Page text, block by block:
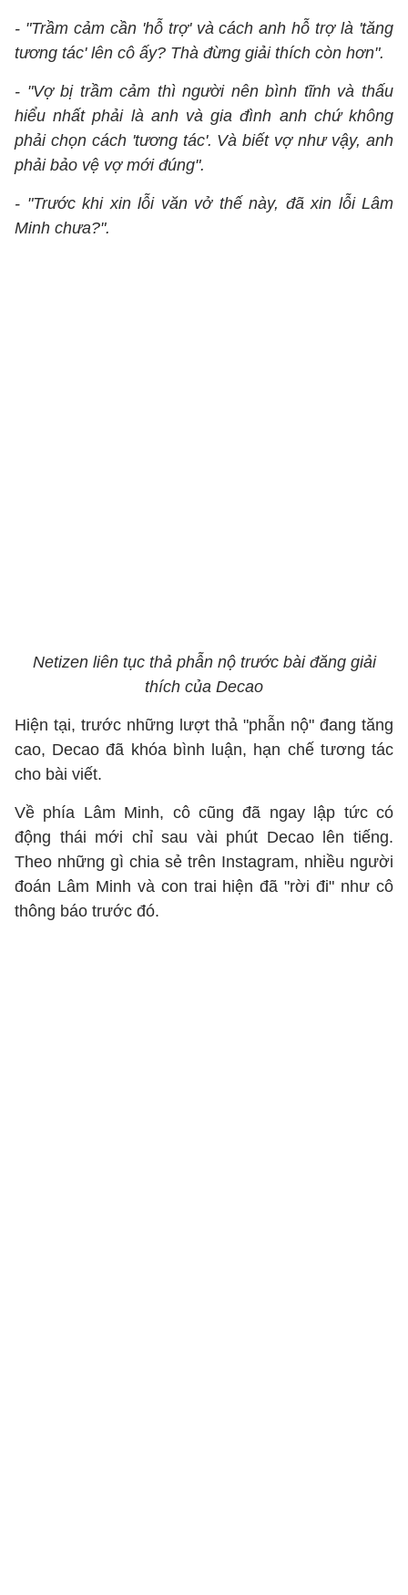
- "Trầm cảm cần 'hỗ trợ' và cách anh hỗ trợ là 'tăng
tương tác' lên cô ấy? Thà đừng giải thích còn hơn".
- "Vợ bị trầm cảm thì người nên bình tĩnh và thấu
hiểu nhất phải là anh và gia đình anh chứ không
phải chọn cách 'tương tác'. Và biết vợ như vậy, anh
phải bảo vệ vợ mới đúng".
- "Trước khi xin lỗi văn vở thế này, đã xin lỗi Lâm
Minh chưa?".
Netizen liên tục thả phẫn nộ trước bài đăng giải
thích của Decao
Hiện tại, trước những lượt thả "phẫn nộ" đang tăng
cao, Decao đã khóa bình luận, hạn chế tương tác
cho bài viết.
Về phía Lâm Minh, cô cũng đã ngay lập tức có
động thái mới chỉ sau vài phút Decao lên tiếng.
Theo những gì chia sẻ trên Instagram, nhiều người
đoán Lâm Minh và con trai hiện đã "rời đi" như cô
thông báo trước đó.